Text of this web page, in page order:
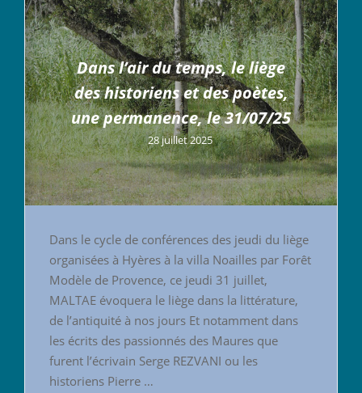
Dans l’air du temps, le liège
des historiens et des poètes,
une permanence, le 31/07/25
28 juillet 2025
Dans le cycle de conférences des jeudi du liège
organisées à Hyères à la villa Noailles par Forêt
Modèle de Provence, ce jeudi 31 juillet,
MALTAE évoquera le liège dans la littérature,
de l’antiquité à nos jours Et notamment dans
les écrits des passionnés des Maures que
furent l’écrivain Serge REZVANI ou les
historiens Pierre …